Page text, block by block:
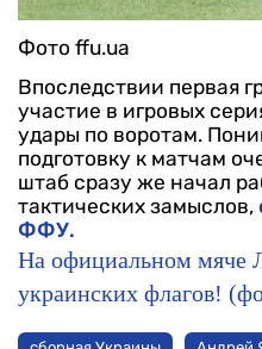
Фото ffu.ua
Впоследствии первая
участие в игровых
удары по воротам.
подготовку к матчам
штаб сразу же начал
тактических замыслов,
ФФУ.
На официальном мяче
украинских флагов!